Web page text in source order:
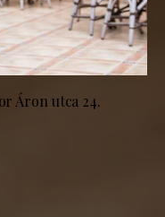
Áron utca 24.